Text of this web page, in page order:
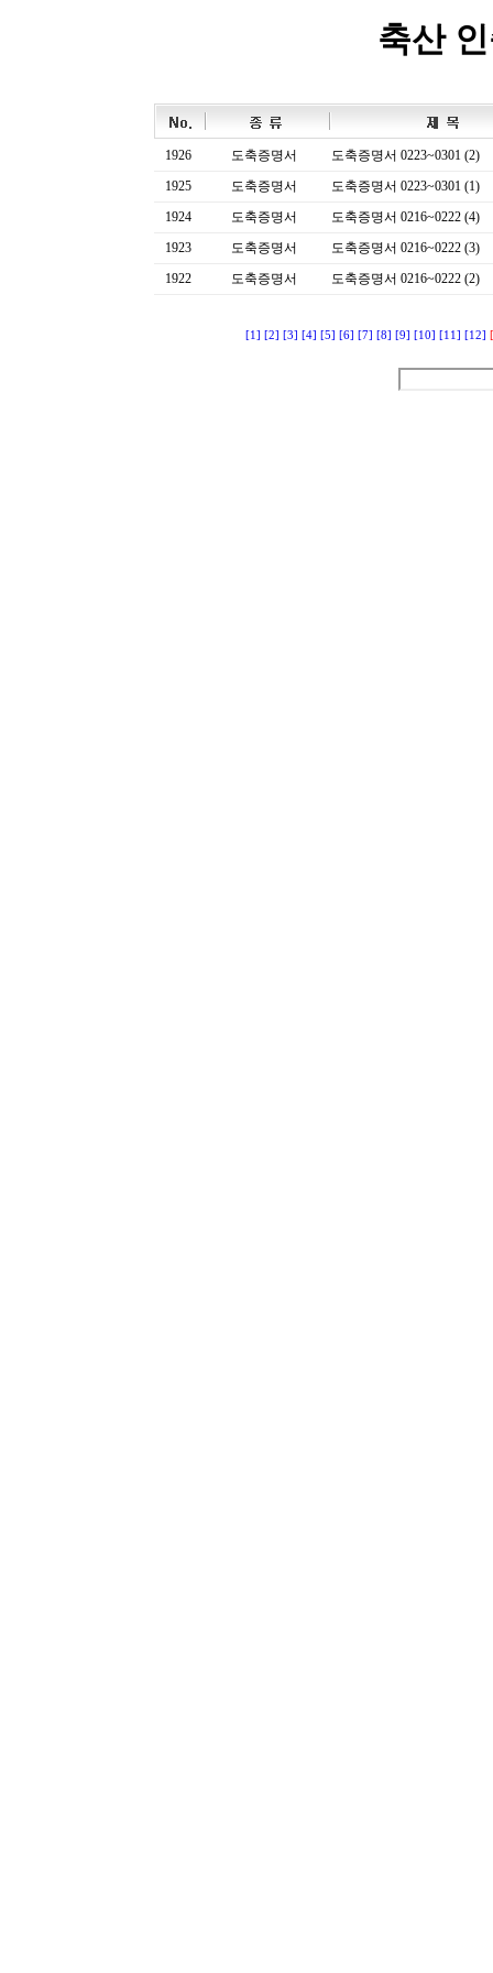
축산
1926 도축증명서
도축증명서 0223~0301 (2)
1925
도축증명서
도축증명서 0223~0301 (1)
1924
도축증명서
도축증명서 0216~0222 (4)
1923
도축증명서
도축증명서 0216~0222 (3)
1922
도축증명서 도축증명서 0216~0222 (2)
[1] [2] [3] [4] [5] [6] [7] [8] [9] [10] [11] [12]